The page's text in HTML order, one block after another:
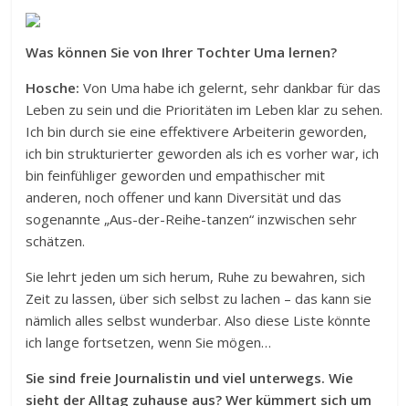
Was können Sie von Ihrer Tochter Uma lernen?
Hosche: Von Uma habe ich gelernt, sehr dankbar für das
Leben zu sein und die Prioritäten im Leben klar zu sehen.
Ich bin durch sie eine effektivere Arbeiterin geworden,
ich bin strukturierter geworden als ich es vorher war, ich
bin feinfühliger geworden und empathischer mit
anderen, noch offener und kann Diversität und das
sogenannte „Aus-der-Reihe-tanzen“ inzwischen sehr
schätzen.
Sie lehrt jeden um sich herum, Ruhe zu bewahren, sich
Zeit zu lassen, über sich selbst zu lachen – das kann sie
nämlich alles selbst wunderbar. Also diese Liste könnte
ich lange fortsetzen, wenn Sie mögen…
Sie sind freie Journalistin und viel unterwegs. Wie
sieht der Alltag zuhause aus? Wer kümmert sich um